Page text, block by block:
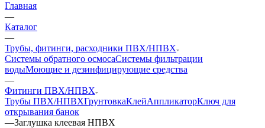
Главная
—
Каталог
—
Трубы, фитинги, расходники ПВХ/НПВХ
Системы обратного осмосаСистемы фильтрации
водыМоющие и дезинфицирующие средства
—
Фитинги ПВХ/НПВХ
Трубы ПВХ/НПВХГрунтовкаКлейАппликаторКлюч для
открывания банок
—Заглушка клеевая НПВХ